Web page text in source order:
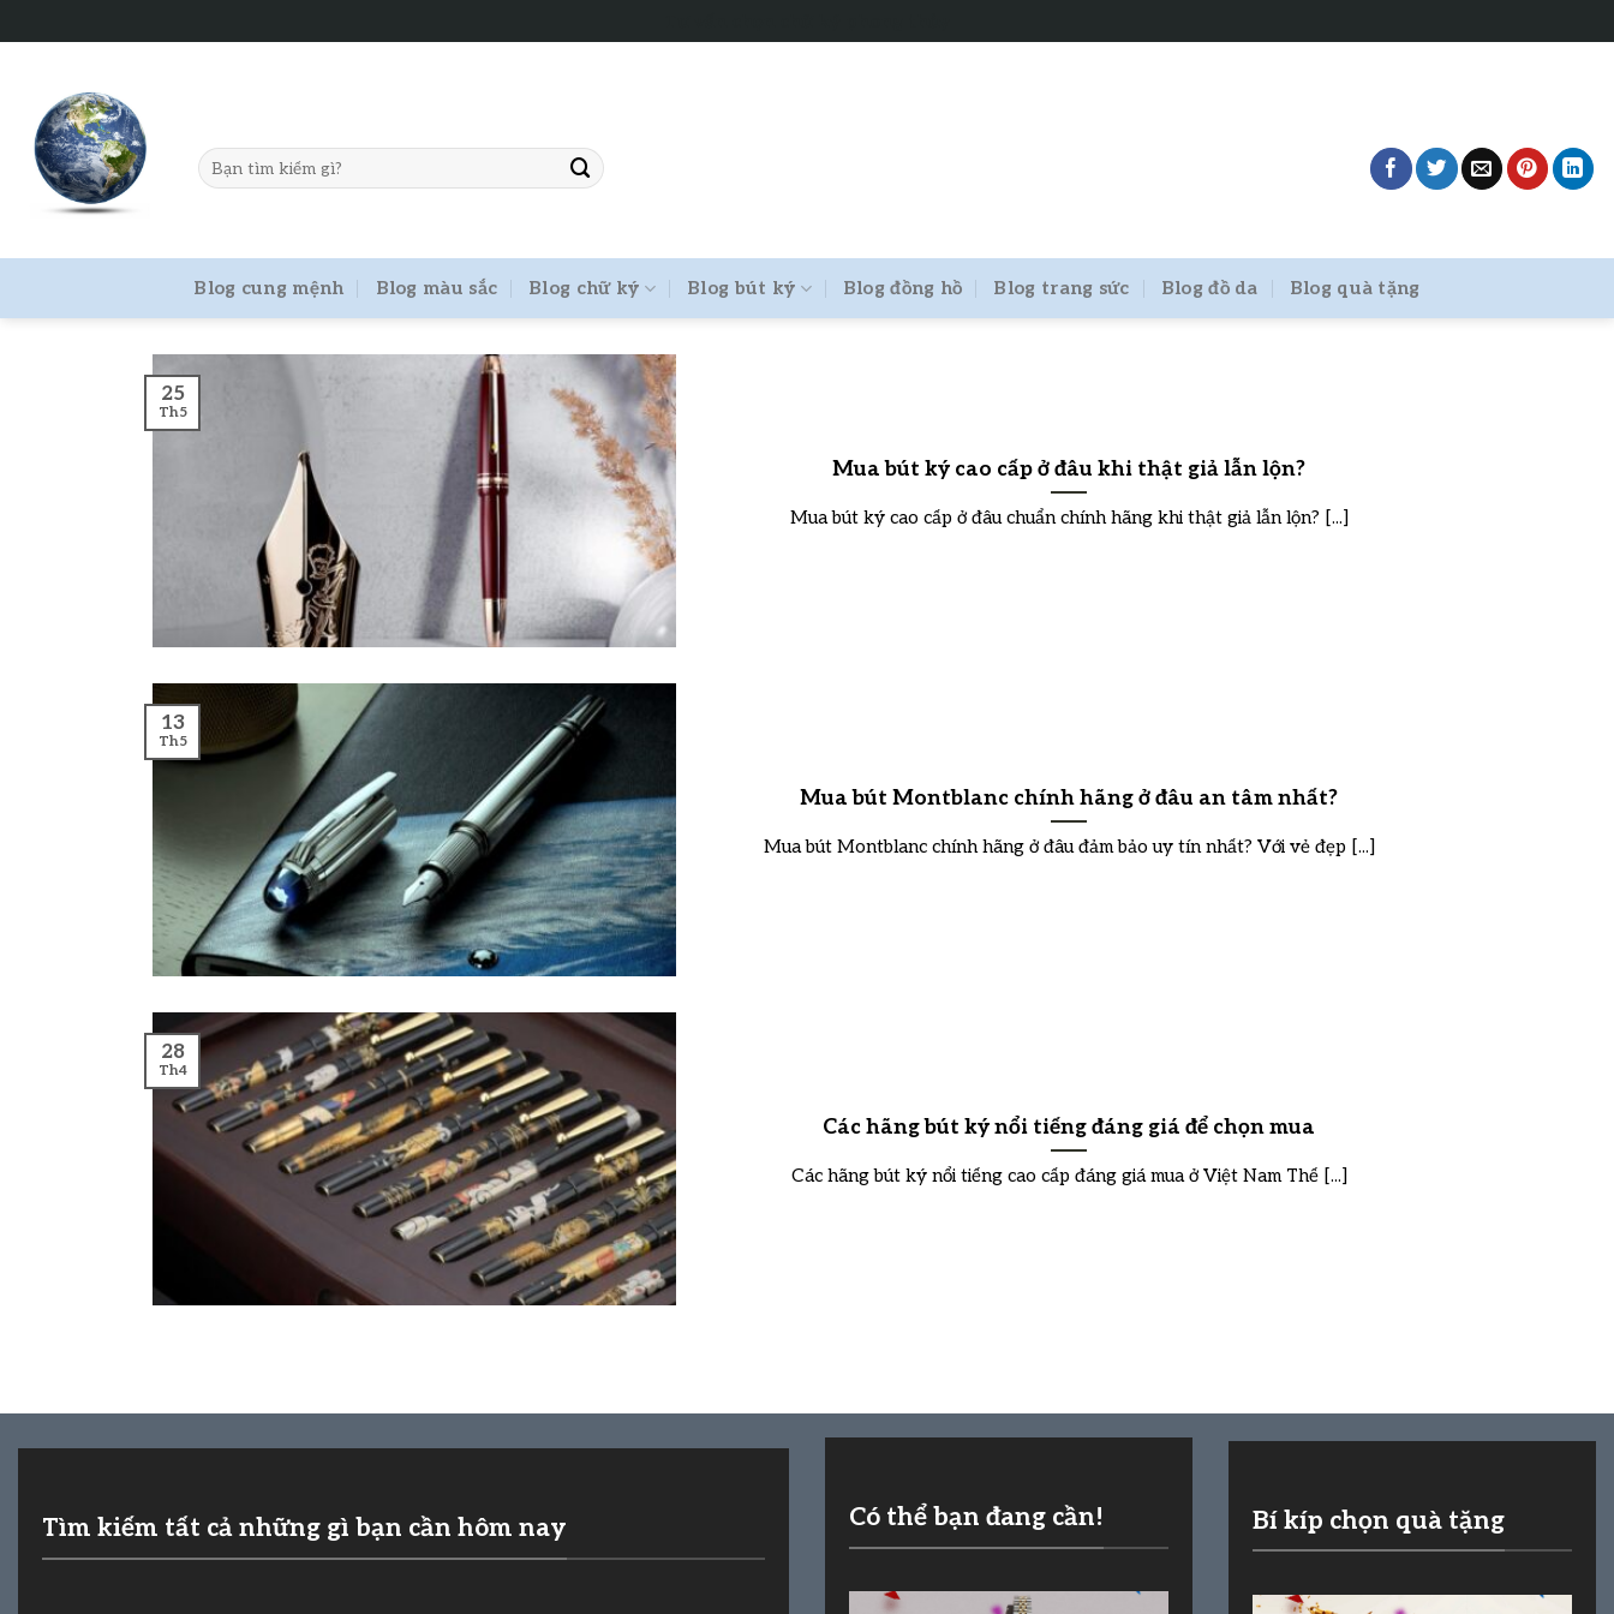
to
Blog cung mệnh Blog màu sắc Blog chữ ký Blog bút ký Blog đồng hồ Blog trang sức Blog đồ da Blog quà tặng
Mua bút ký cao cấp ở đâu khi thật giả lẫn lộn?
Mua bút ký cao cấp ở đâu chuẩn chính hãng khi thật giả lẫn lộn? [...]
25
Th5
Mua bút Montblanc chính hãng ở đâu an tâm nhất?
Mua bút Montblanc chính hãng ở đâu đảm bảo uy tín nhất? Với vẻ đẹp [...]
13
Th5
Các hãng bút ký nổi tiếng đáng giá để chọn mua
Các hãng bút ký nổi tiếng cao cấp đáng giá mua ở Việt Nam Thế [...]
28
Th4
Tìm kiếm tất cả những gì bạn cần hôm nay Có thể bạn đang cần! Bí kíp chọn quà tặng